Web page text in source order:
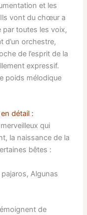
et les
vont du chœur a
par toutes les voix,
d’un orchestre,
de l’esprit de la
expressif.
poids mélodique
détail :
qui
la naissance de la
bêtes :
Algunas
de